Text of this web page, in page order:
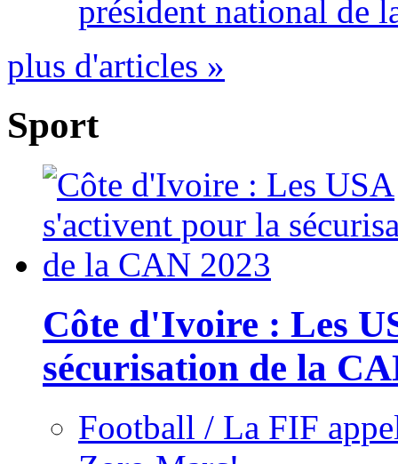
président national de
plus d'articles »
Sport
Côte d'Ivoire : Les
sécurisation de la
Football / La FIF